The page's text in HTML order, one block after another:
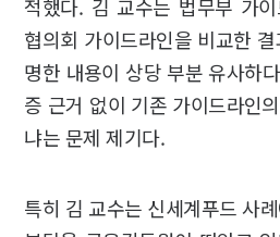
적했다. 김 교수는 법무부 가
협의회 가이드라인을 비교한
명한 내용이 상당 부분 유사하
증 근거 없이 기존 가이드라인
냐는 문제 제기다.
특히 김 교수는 신세계푸드 사